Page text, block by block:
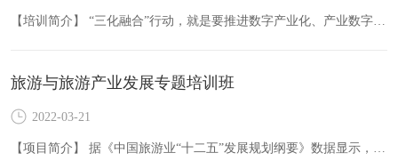
【培训简介】 “三化融合”行动，就是要推进数字产业化、产业数字化、城市数字化，不断做优存量、做强增量、做大流量，推动互联网、大数据、人工智能与实体经济深入融合，实现人产城、数产城…
旅游与旅游产业发展专题培训班
2022-03-21
【项目简介】 据《中国旅游业“十二五”发展规划纲要》数据显示，2015年，旅游业增加值占全国GDP的比重提高到4.5%，占服务业增加值的比重达到12%，旅游消费相当于居民消费总量的比例达到10%。…